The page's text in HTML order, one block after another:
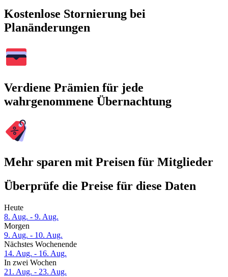
Kostenlose Stornierung bei
Planänderungen
Verdiene Prämien für jede
wahrgenommene Übernachtung
Mehr sparen mit Preisen für Mitglieder
Überprüfe die Preise für diese Daten
Heute
8. Aug. - 9. Aug.
Morgen
9. Aug. - 10. Aug.
Nächstes Wochenende
14. Aug. - 16. Aug.
In zwei Wochen
21. Aug. - 23. Aug.